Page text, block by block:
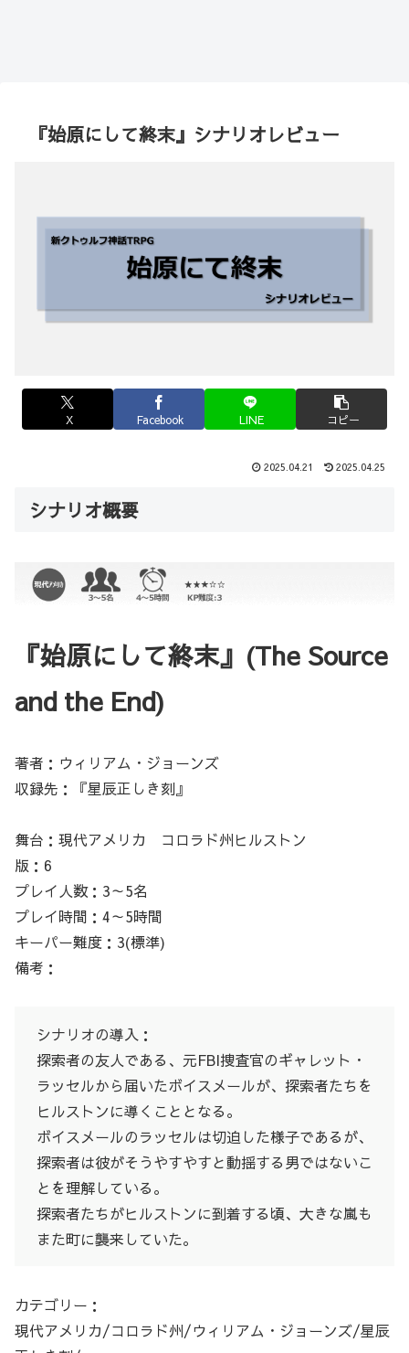
『始原にして終末』シナリオレビュー
X Facebook LINE コピー
2025.04.21 2025.04.25
シナリオ概要
『始原にして終末』(The Source
and the End)
著者：ウィリアム・ジョーンズ
収録先：『星辰正しき刻』
舞台：現代アメリカ コロラド州ヒルストン
版：6
プレイ人数：3～5名
プレイ時間：4～5時間
キーパー難度：3(標準)
備考：
シナリオの導入：
探索者の友人である、元FBI捜査官のギャレット・
ラッセルから届いたボイスメールが、探索者たちを
ヒルストンに導くこととなる。
ボイスメールのラッセルは切迫した様子であるが、
探索者は彼がそうやすやすと動揺する男ではないこ
とを理解している。
探索者たちがヒルストンに到着する頃、大きな嵐も
また町に襲来していた。
カテゴリー：
現代アメリカ/コロラド州/ウィリアム・ジョーンズ/星辰